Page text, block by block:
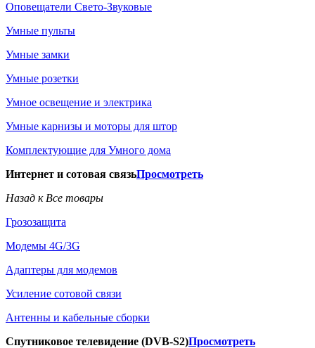
Оповещатели Свето-Звуковые
Умные пульты
Умные замки
Умные розетки
Умное освещение и электрика
Умные карнизы и моторы для штор
Комплектующие для Умного дома
Интернет и сотовая связьПросмотреть
Назад к Все товары
Грозозащита
Модемы 4G/3G
Адаптеры для модемов
Усиление сотовой связи
Антенны и кабельные сборки
Спутниковое телевидение (DVB-S2)Просмотреть